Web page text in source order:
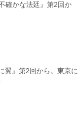
確かな法廷』第2回か
翼』第2回から。東京に